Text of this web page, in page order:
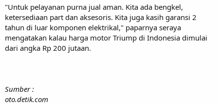
"Untuk pelayanan purna jual aman. Kita ada bengkel,
ketersediaan part dan aksesoris. Kita juga kasih garansi 2
tahun di luar komponen elektrikal," paparnya seraya
mengatakan kalau harga motor Triump di Indonesia dimulai
dari angka Rp 200 jutaan.
Sumber :
oto.detik.com